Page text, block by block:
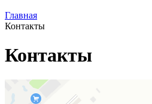
Главная
Контакты
Контакты